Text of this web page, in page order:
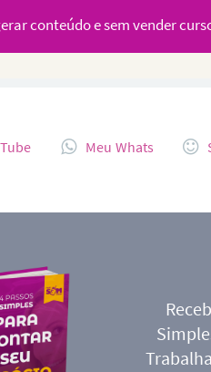
conteúdo e sem vender
Meu Whats